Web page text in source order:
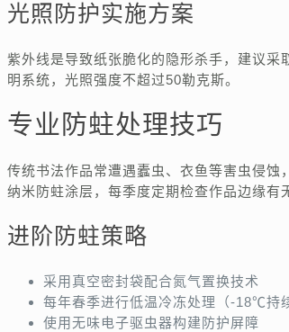
光照防护实施方案
紫外线是导致纸张脆化的隐形杀手，建议
明系统，光照强度不超过50勒克斯。
专业防蛀处理技巧
传统书法作品常遭遇蠹虫、衣鱼等害虫侵蚀
纳米防蛀涂层，每季度定期检查作品边缘有
进阶防蛀策略
采用真空密封袋配合氮气置换技术
每年春季进行低温冷冻处理（-18℃持
使用无味电子驱虫器构建防护屏障